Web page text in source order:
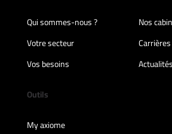
Qui sommes-nous ?
Nos
Votre secteur
Carrières
Vos besoins
Actualités
Outils
My axiome